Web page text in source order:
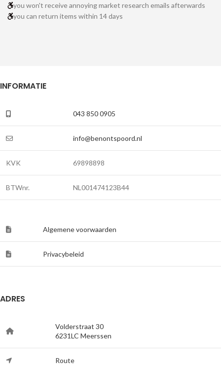
you won't receive annoying market research emails afterwards
you can return items within 14 days
INFORMATIE
043 850 0905
info@benontspoord.nl
KVK 69898898
BTWnr. NL001474123B44
Algemene voorwaarden
Privacybeleid
ADRES
Volderstraat 30
6231LC Meerssen
Route